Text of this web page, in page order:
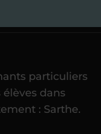
mon
particuliers
dans
: Sarthe.